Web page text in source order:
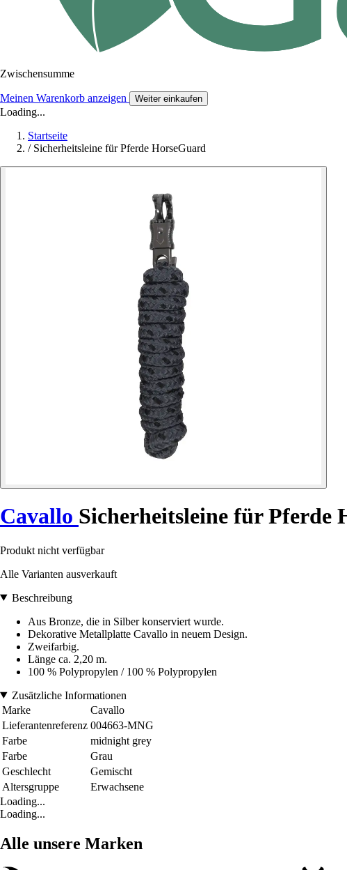
Zwischensumme
Meinen Warenkorb anzeigen Weiter einkaufen
Loading...
Startseite
/ Sicherheitsleine für Pferde HorseGuard
Cavallo Sicherheitsleine für Pferde
Produkt nicht verfügbar
Alle Varianten ausverkauft
Beschreibung
Aus Bronze, die in Silber konserviert wurde.
Dekorative Metallplatte Cavallo in neuem Design.
Zweifarbig.
Länge ca. 2,20 m.
100 % Polypropylen / 100 % Polypropylen
Zusätzliche Informationen
Marke
Cavallo
Lieferantenreferenz 004663-MNG
Farbe
midnight grey
Farbe
Grau
Geschlecht
Gemischt
Altersgruppe
Erwachsene
Loading...
Loading...
Alle unsere Marken